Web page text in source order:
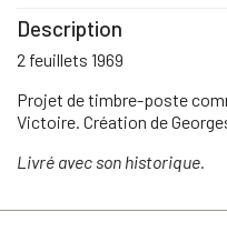
Description
2 feuillets 1969
Projet de timbre-poste
Victoire. Création de
Livré avec son historique.